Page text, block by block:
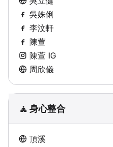
吳姝俐
李汶軒
陳萱
陳萱 IG
周欣儀
🧘 身心整合
頂溪